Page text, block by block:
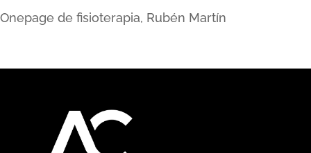
Onepage de fisioterapia, Rubén Martín